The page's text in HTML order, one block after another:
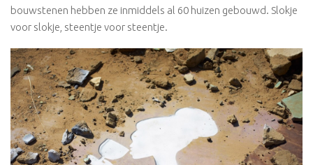
bouwstenen hebben ze inmiddels al 60 huizen gebouwd. Slokje
voor slokje, steentje voor steentje.